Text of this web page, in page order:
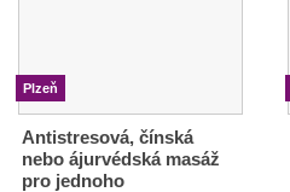
Plzeň
Antistresová, čínská
nebo ájurvédská masáž
pro jednoho